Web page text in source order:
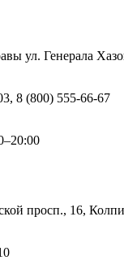
ул. Генерала
8 (800) 555-66-67
просп., 16,